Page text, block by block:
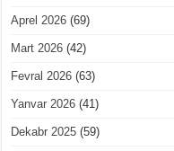
Aprel 2026 (69)
Mart 2026 (42)
Fevral 2026 (63)
Yanvar 2026 (41)
Dekabr 2025 (59)